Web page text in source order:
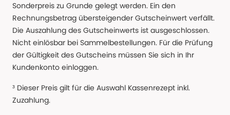
Sonderpreis zu Grunde gelegt werden. Ein den
Rechnungsbetrag übersteigender Gutscheinwert verfällt.
Die Auszahlung des Gutscheinwerts ist ausgeschlossen.
Nicht einlösbar bei Sammelbestellungen. Für die Prüfung
der Gültigkeit des Gutscheins müssen Sie sich in Ihr
Kundenkonto einloggen.
³ Dieser Preis gilt für die Auswahl Kassenrezept inkl.
Zuzahlung.